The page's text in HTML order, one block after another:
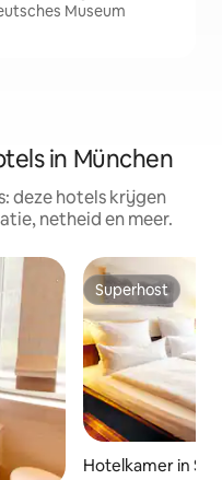
Museum
in München
deze hotels krijgen
netheid en meer.
Superhost
Superhost
Hotelkamer in